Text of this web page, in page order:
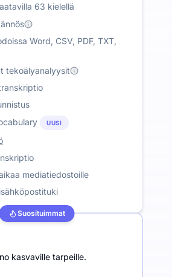
63 kielellä
Word, CSV, PDF, TXT,
tekoälyanalyysit
UUSI
mediatiedostoille
Suosituimmat
kasvaville tarpeille.